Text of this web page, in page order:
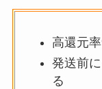
高還元
発送前
る